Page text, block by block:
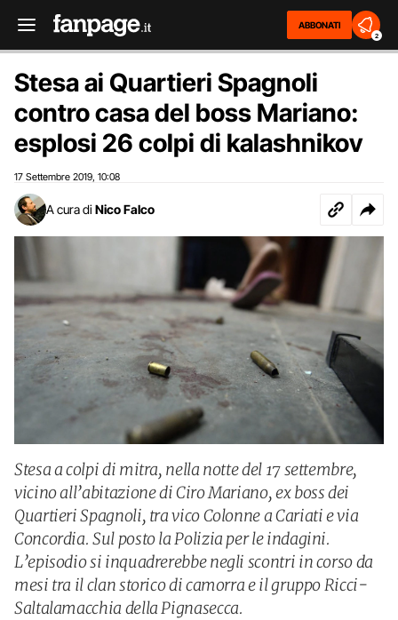
ABBONATI
2
Stesa ai Quartieri Spagnoli
contro casa del boss Mariano:
esplosi 26 colpi di kalashnikov
17 Settembre 2019 10:08
A cura di Nico Falco
Stesa a colpi di mitra, nella notte del 17 settembre,
vicino all’abitazione di Ciro Mariano, ex boss dei
Quartieri Spagnoli, tra vico Colonne a Cariati e via
Concordia. Sul posto la Polizia per le indagini.
L’episodio si inquadrerebbe negli scontri in corso da
mesi tra il clan storico di camorra e il gruppo Ricci-
Saltalamacchia della Pignasecca.